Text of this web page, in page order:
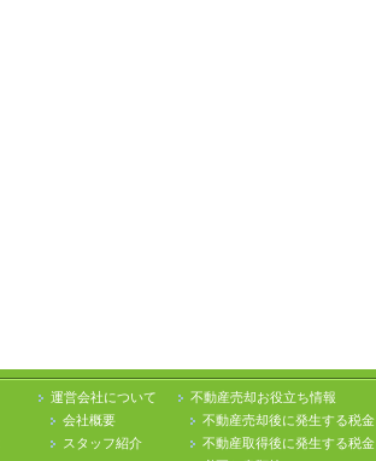
運営会社について
会社概要
スタッフ紹介
不動産売却お役立ち情報
不動産売却後に発生する税金
不動産取得後に発生する税金